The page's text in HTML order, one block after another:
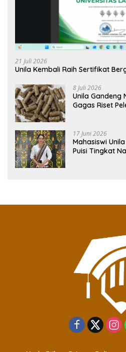
21 Juli 2026
Unila Kembali Raih Sertifikat
8 Juli 2026
Unila Gandeng
Gagas Riset
17 Juni 2026
Mahasiswi
Puisi Tingkat